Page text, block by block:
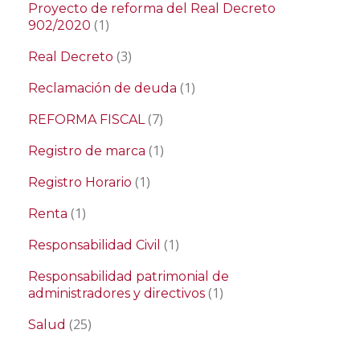
Proyecto de reforma del Real Decreto
902/2020 (1)
Real Decreto (3)
Reclamación de deuda (1)
REFORMA FISCAL(7)
Registro de marca (1)
Registro Horario (1)
Renta (1)
Responsabilidad Civil (1)
Responsabilidad patrimonial de
administradores y directivos (1)
Salud (25)